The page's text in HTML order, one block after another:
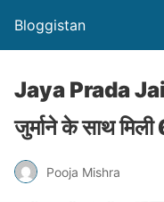
Bloggistan
Jaya Prada
जुर्माने के साथ
Pooja Mishra